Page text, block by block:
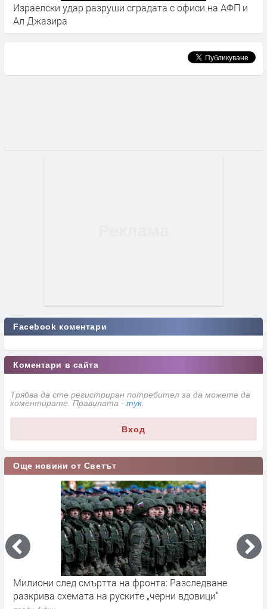
Израелски удар разруши сградата с офиси на АФП и
Ал Джазира
Facebook коментари
Коментари в сайта
Трябва да сте регистриран потребител за да можете да
коментирате. Правилата - тук
Вход
Още новини от Светът
Милиони след смъртта на фронта: Разследване
разкрива схемата на руските „черни вдовици“